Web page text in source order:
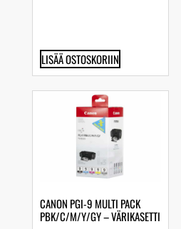
LISÄÄ OSTOSKORIIN
CANON PGI-9 MULTI PACK
PBK/C/M/Y/GY – VÄRIKASETTI